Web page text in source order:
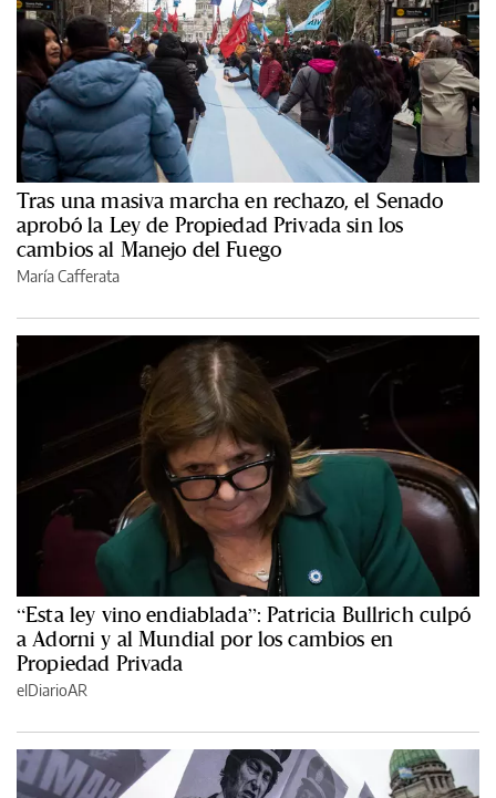
Tras una masiva marcha en rechazo, el Senado
aprobó la Ley de Propiedad Privada sin los
cambios al Manejo del Fuego
María Cafferata
“Esta ley vino endiablada”: Patricia Bullrich culpó
a Adorni y al Mundial por los cambios en
Propiedad Privada
elDiarioAR